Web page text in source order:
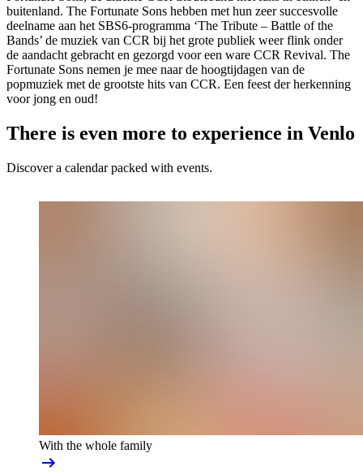
buitenland. The Fortunate Sons hebben met hun zeer succesvolle
deelname aan het SBS6-programma ‘The Tribute – Battle of the
Bands’ de muziek van CCR bij het grote publiek weer flink onder
de aandacht gebracht en gezorgd voor een ware CCR Revival. The
Fortunate Sons nemen je mee naar de hoogtijdagen van de
popmuziek met de grootste hits van CCR. Een feest der herkenning
voor jong en oud!
There is even more to experience in Venlo
Discover a calendar packed with events.
With the whole family